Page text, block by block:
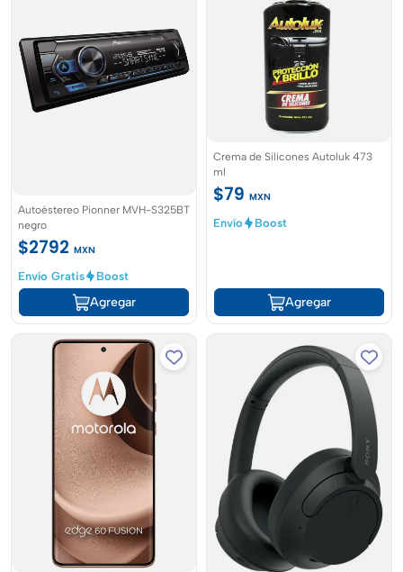
Autoéstereo Pionner MVH-S325BT
negro
$2792 MXN
Envío Gratis
Boost
Agregar
Crema de Silicones Autoluk 473
ml
$79 MXN
Envío
Boost
Agregar